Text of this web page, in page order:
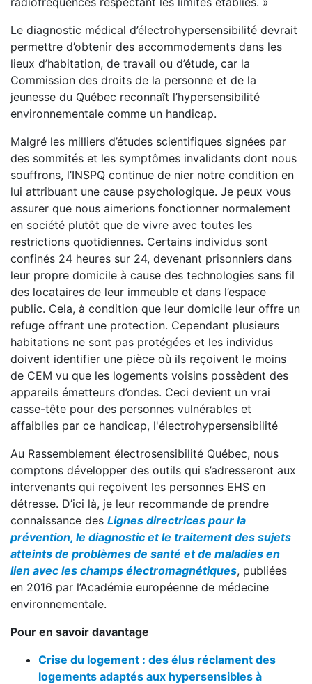
Le diagnostic médical d’électrohypersensibilité devrait
permettre d’obtenir des accommodements dans les
lieux d’habitation, de travail ou d’étude, car la
Commission des droits de la personne et de la
jeunesse du Québec reconnaît l’hypersensibilité
environnementale comme un handicap.
Malgré les milliers d’études scientifiques signées par
des sommités et les symptômes invalidants dont nous
souffrons, l’INSPQ continue de nier notre condition en
lui attribuant une cause psychologique. Je peux vous
assurer que nous aimerions fonctionner normalement
en société plutôt que de vivre avec toutes les
restrictions quotidiennes. Certains individus sont
confinés 24 heures sur 24, devenant prisonniers dans
leur propre domicile à cause des technologies sans fil
des locataires de leur immeuble et dans l’espace
public. Cela, à condition que leur domicile leur offre un
refuge offrant une protection. Cependant plusieurs
habitations ne sont pas protégées et les individus
doivent identifier une pièce où ils reçoivent le moins
de CEM vu que les logements voisins possèdent des
appareils émetteurs d’ondes. Ceci devient un vrai
casse-tête pour des personnes vulnérables et
affaiblies par ce handicap, l'électrohypersensibilité
Au Rassemblement électrosensibilité Québec, nous
comptons développer des outils qui s’adresseront aux
intervenants qui reçoivent les personnes EHS en
détresse. D’ici là, je leur recommande de prendre
connaissance des Lignes directrices pour la
prévention, le diagnostic et le traitement des sujets
atteints de problèmes de santé et de maladies en
lien avec les champs électromagnétiques, publiées
en 2016 par l’Académie européenne de médecine
environnementale.
Pour en savoir davantage
Crise du logement : des élus réclament des
logements adaptés aux hypersensibles à